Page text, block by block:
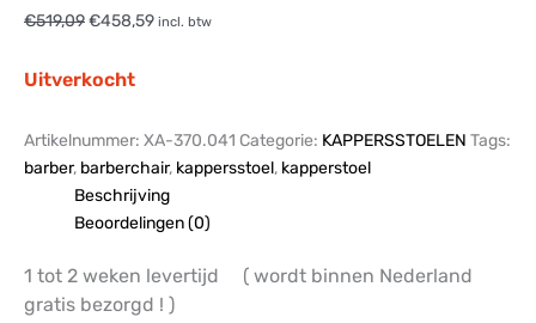
€519,09€458,59 incl. btw
Uitverkocht
Artikelnummer: XA-370.041 Categorie: KAPPERSSTOELEN Tags:
barber, barberchair, kappersstoel, kapperstoel
Beschrijving
Beoordelingen (0)
1 tot 2 weken levertijd ( wordt binnen Nederland
gratis bezorgd ! )